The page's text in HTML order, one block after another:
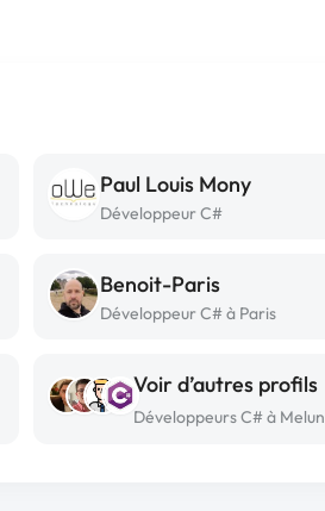
Paul Louis Mony
Développeur C#
Benoit-Paris
Développeur C# à Paris
Voir d’autres profils
Développeurs C# à Melun